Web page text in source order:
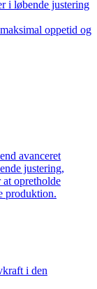
i løbende justering
oppetid og
avanceret
justering,
opretholde
produktion.
i den